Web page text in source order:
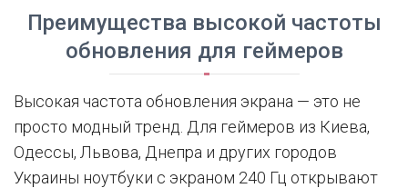
Преимущества высокой частоты
обновления для геймеров
Высокая частота обновления экрана — это не
просто модный тренд. Для геймеров из Киева,
Одессы, Львова, Днепра и других городов
Украины ноутбуки с экраном 240 Гц открывают